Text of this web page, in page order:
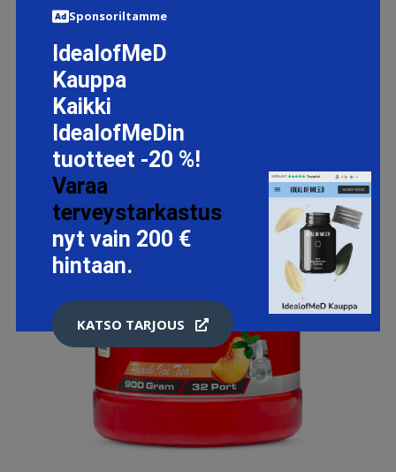
Sponsoriltamme
IdealofMeD
Kauppa
Kaikki
IdealofMeDin
tuotteet -20 %!
Varaa
terveystarkastus
nyt vain 200 €
hintaan.
KATSO TARJOUS